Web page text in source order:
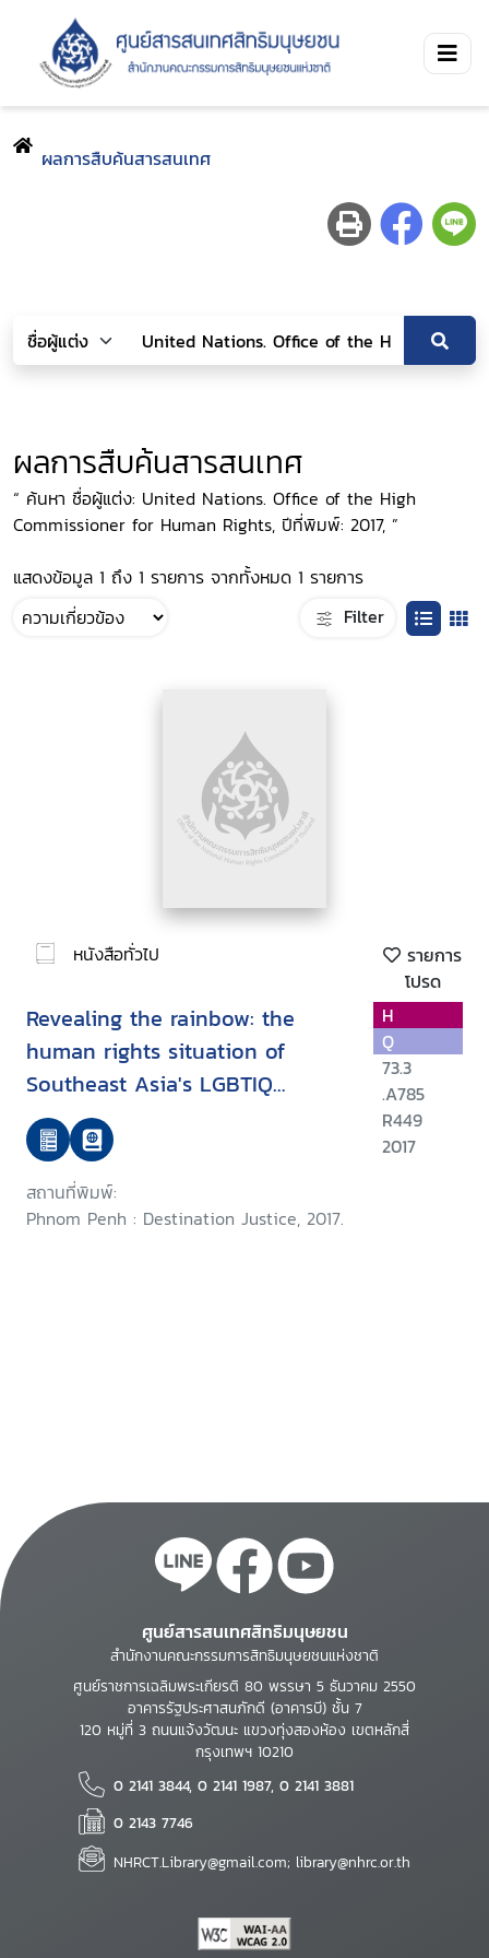
ผลการสืบค้นสารสนเทศ
ผลการสืบค้นสารสนเทศ
“ ค้นหา ชื่อผู้แต่ง: United Nations. Office of the High
Commissioner for Human Rights, ปีที่พิมพ์: 2017, ”
แสดงข้อมูล 1 ถึง 1 รายการ จากทั้งหมด 1 รายการ
Filter
หนังสือทั่วไป
รายการ
โปรด
Revealing the rainbow: the
human rights situation of
Southeast Asia's LGBTIQ
communities and their
defenders
สถานที่พิมพ์:
Phnom Penh : Destination Justice, 2017.
H
Q
73.3
.A785
R449
2017
ศูนย์สารสนเทศสิทธิมนุษยชน
สำนักงานคณะกรรมการสิทธิมนุษยชนแห่งชาติ
ศูนย์ราชการเฉลิมพระเกียรติ 80 พรรษา 5 ธันวาคม 2550
อาคารรัฐประศาสนภักดี (อาคารบี) ชั้น 7
120 หมู่ที่ 3 ถนนแจ้งวัฒนะ แขวงทุ่งสองห้อง เขตหลักสี่
กรุงเทพฯ 10210
0 2141 3844, 0 2141 1987, 0 2141 3881
0 2143 7746
NHRCT.Library@gmail.com; library@nhrc.or.th